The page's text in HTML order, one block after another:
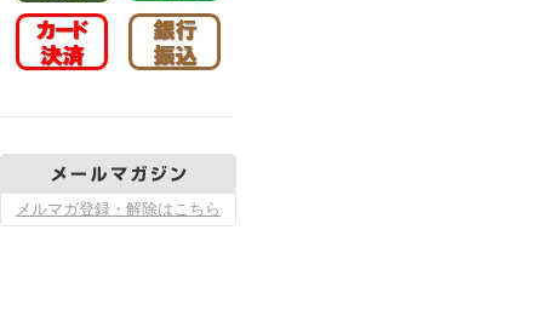
メルマガ登録・解除はこちら